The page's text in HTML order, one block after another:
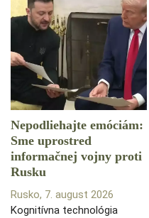
Nepodliehajte emóciám:
Sme uprostred
informačnej vojny proti
Rusku
Rusko, 7. august 2026
Kognitívna technológia